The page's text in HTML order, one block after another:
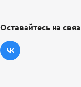
Оставайтесь на